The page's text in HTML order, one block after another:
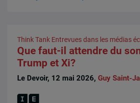
Think Tank Entrevues dans les médias
Que faut-il attendre du
Trump et Xi?
Le Devoir, 12 mai 2026,Guy Saint-